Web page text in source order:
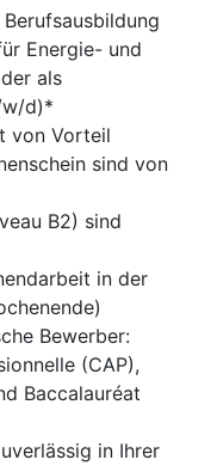
Energie- und
als
w/d)*
von Vorteil
sind von
B2) sind
in der
Bewerber:
(CAP),
Baccalauréat
in Ihrer